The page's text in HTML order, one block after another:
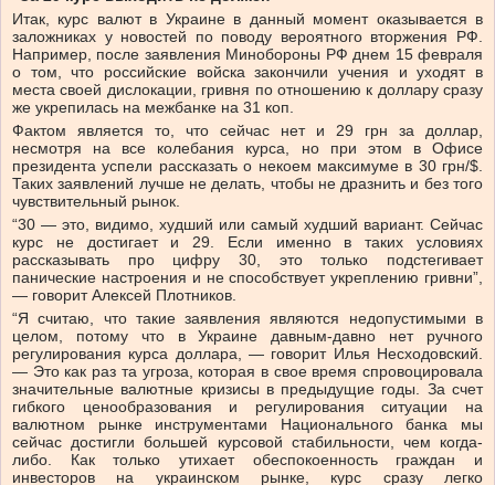
Итак, курс валют в Украине в данный момент оказывается в
заложниках у новостей по поводу вероятного вторжения РФ.
Например, после заявления Минобороны РФ днем 15 февраля
о том, что российские войска закончили учения и уходят в
места своей дислокации, гривня по отношению к доллару сразу
же укрепилась на межбанке на 31 коп.
Фактом является то, что сейчас нет и 29 грн за доллар,
несмотря на все колебания курса, но при этом в Офисе
президента успели рассказать о некоем максимуме в 30 грн/$.
Таких заявлений лучше не делать, чтобы не дразнить и без того
чувствительный рынок.
“30 — это, видимо, худший или самый худший вариант. Сейчас
курс не достигает и 29. Если именно в таких условиях
рассказывать про цифру 30, это только подстегивает
панические настроения и не способствует укреплению гривни”,
— говорит Алексей Плотников.
“Я считаю, что такие заявления являются недопустимыми в
целом, потому что в Украине давным-давно нет ручного
регулирования курса доллара, — говорит Илья Несходовский.
— Это как раз та угроза, которая в свое время спровоцировала
значительные валютные кризисы в предыдущие годы. За счет
гибкого ценообразования и регулирования ситуации на
валютном рынке инструментами Национального банка мы
сейчас достигли большей курсовой стабильности, чем когда-
либо. Как только утихает обеспокоенность граждан и
инвесторов на украинском рынке, курс сразу легко